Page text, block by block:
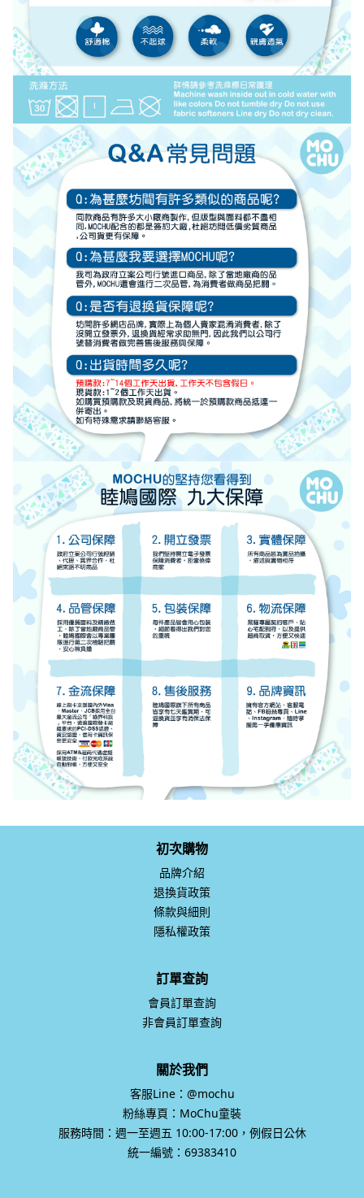
初次購物
品牌介紹
退換貨政策
條款與細則
隱私權政策
訂單查詢
會員訂單查詢
非會員訂單查詢
關於我們
客服Line：@mochu
粉絲專頁：MoChu童裝
服務時間：週一至週五 10:00-17:00，例假日公休
統一編號：69383410